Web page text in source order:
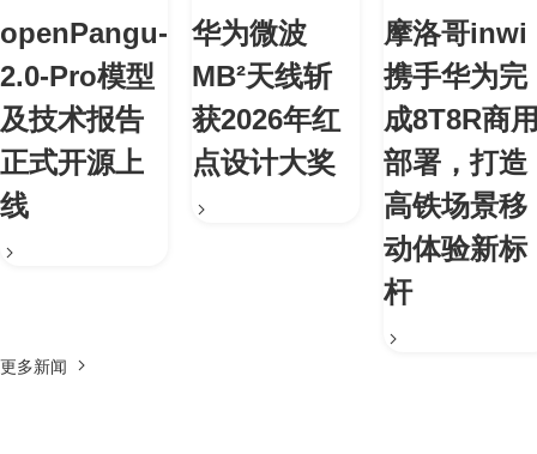
openPangu-
2.0-Pro模型
及技术报告
正式开源上
线
华为微波
MB²天线斩
获2026年红
点设计大奖
摩洛哥inwi
携手华为完
成8T8R商
部署，打造
高铁场景移
动体验新标
杆
更多新闻